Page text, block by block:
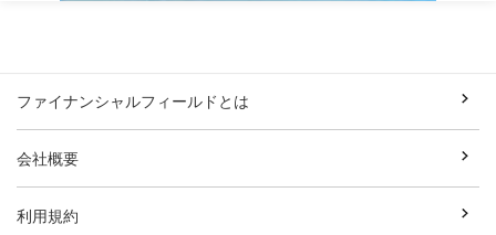
ファイナンシャルフィールドとは
会社概要
利用規約